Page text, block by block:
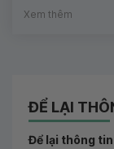
Xem thêm
ĐỂ LẠI
Để lại thông